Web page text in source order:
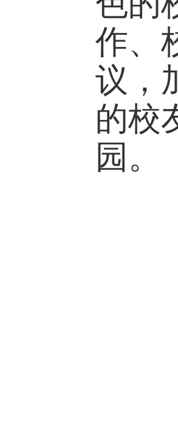
作、
议，
的校
园。